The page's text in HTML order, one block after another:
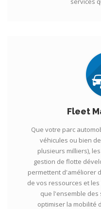
Fleet
Que votre parc
véhicules ou bien
plusieurs milliers),
gestion de flotte
permettent d'améliorer
de vos ressources et
que l'ensemble
optimiser la mobilité